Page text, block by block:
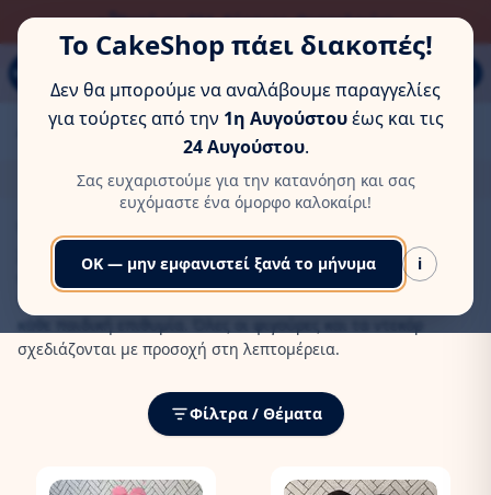
Το CakeShop πάει διακοπές!
Δεν θα μπορούμε να αναλάβουμε παραγγελίες
για τούρτες από την 1η Αυγούστουέως και τις
24 Αυγούστου.
Σας ευχαριστούμε για την κατανόηση και σας
ευχόμαστε ένα όμορφο καλοκαίρι!
OK — μην εμφανιστεί ξανά το μήνυμα i
Παπάγου 80Α, Εύοσμος, Θεσσαλονίκη
MENU
Αρχική/Τούρτες Γενεθλιών/ Παιδικές/Disney
Τούρτες Γενεθλίων Disney
χειροποίητες τούρτες γενεθλίων! Από τις κλασικές επιλογές
όπως ο Donald και ο Goofy, μέχρι όλες τις πριγκίπισσες και
τους νεότερους ήρωες των ταινιών, η συλλογή μας καλύπτει
σχεδιάζονται με προσοχή στη λεπτομέρεια.
Φίλτρα / Θέματα